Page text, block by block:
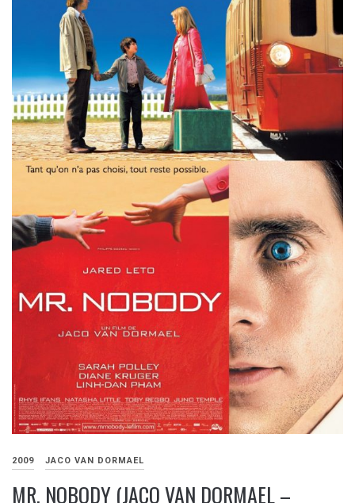
2009 JACO VAN DORMAEL
MR. NOBODY (JACO VAN DORMAEL –